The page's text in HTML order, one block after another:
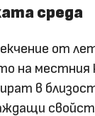
среда
от
на местния
в